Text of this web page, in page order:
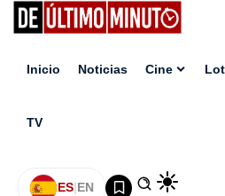
Inicio Noticias Cine
TV
ES|EN